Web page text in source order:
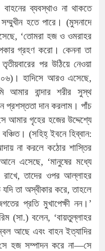
ব্যবস্থাও না থাকতে
হতে পারে। (মুসনাদে
‘তোমরা হজ ও ওমরাহর
গ্রহণ করো। কেননা তা
পর উঠিয়ে নেওয়া
হাদিসে আরও এসেছে,
বান্দার শরীর সুস্থ
প্রশস্ততা দান করলাম। পাঁচ
আমার গৃহের হজের উদ্দেশ্যে
(সহিহ্ ইবনে হিব্বান:
না করলে কঠোর শাস্তির
এসেছে, ‘মানুষের মধ্যে
রাখে, তাদের ওপর আল্লাহর
তা অস্বীকার করে, তাহলে
প্রতি মুখাপেক্ষী নন।’
(সা.) বলেন, ‘বায়তুল্লাহর
আছে এবং বাহন ইত্যাদির
হজ সম্পাদন করে না—সে